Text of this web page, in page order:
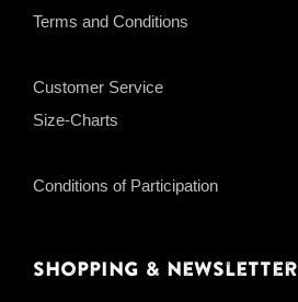
Terms and Conditions
Customer Service
Size-Charts
Conditions of Participation
Shopping & Newsletter